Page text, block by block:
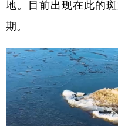
多语种频道
Русский язык
Deutsch Português
地。目前出现在此的
期。